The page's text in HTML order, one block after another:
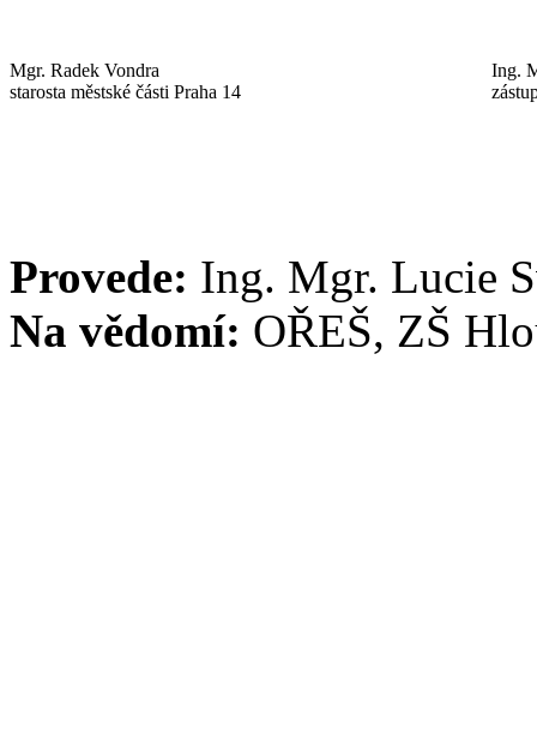
Mgr. Radek Vondra
starosta městské části Praha 14
Ing.
Provede: Ing. Mgr. Lucie
Na vědomí: OŘEŠ, ZŠ